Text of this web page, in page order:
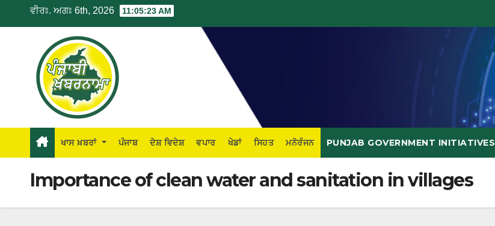
ਵੀਰਃ. ਅਗਃ 6th, 2026 11:05:24 AM
ਖਾਸ ਖ਼ਬਰਾਂ ਪੰਜਾਬ ਦੇਸ਼ ਵਿਦੇਸ਼ ਵਪਾਰ ਖੇਡਾਂ ਸਿਹਤ ਮਨੋਰੰਜਨ PUNJAB GOVERNMENT INITIATIVES
Importance of clean water and sanitation in villages